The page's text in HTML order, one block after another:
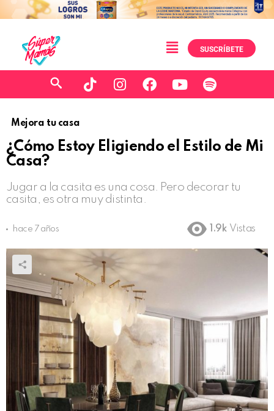
SUSCRÍBETE
Mejora tu casa
¿Cómo Estoy Eligiendo el Estilo de Mi
Casa?
Jugar a la casita es una cosa. Pero decorar tu
casita, es otra muy distinta.
hace 7 años 1.9k Vistas